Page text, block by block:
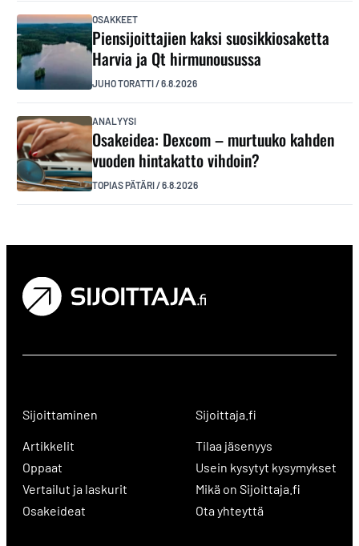
OSAKKEET
Piensijoittajien kaksi suosikkiosaketta
Harvia ja Qt hirmunousussa
JUHO TORATTI/6.8.2026
ANALYYSI
Osakeidea: Dexcom – murtuuko kahden
vuoden hintakatto vihdoin?
TOPIAS PÄTÄRI/6.8.2026
Sijoittaminen
Artikkelit
Oppaat
Vertailut ja laskurit
Osakeideat
Sijoittaja.fi
Tilaa jäsenyys
Usein kysytyt kysymykset
Mikä on Sijoittaja.fi
Ota yhteyttä